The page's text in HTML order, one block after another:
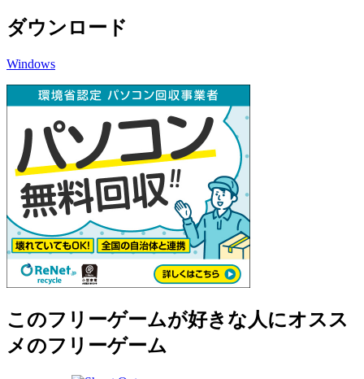
ダウンロード
Windows
このフリーゲームが好きな人にオスス
メのフリーゲーム